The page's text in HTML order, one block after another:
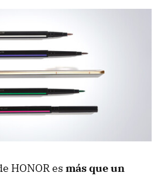
HONOR es más que un